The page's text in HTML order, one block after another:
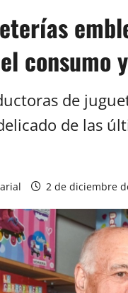
consumo
de
de las
2 de diciembre